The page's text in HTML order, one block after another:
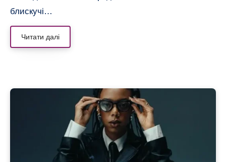
блискучі…
Читати далі